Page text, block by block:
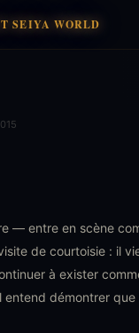
SEIYA WORLD
— entre en scène
de courtoisie : il
à exister
démontrer